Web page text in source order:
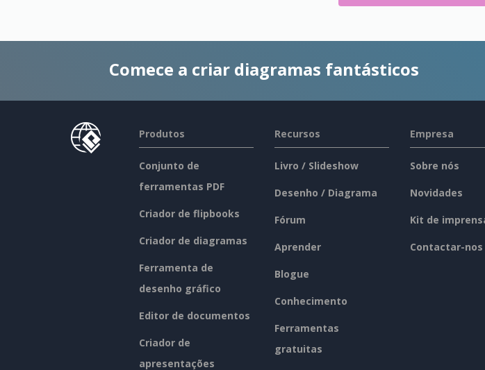
Comece a criar diagramas fantásticos
Produtos
Conjunto de
ferramentas PDF
Criador de flipbooks
Criador de diagramas
Ferramenta de
desenho gráfico
Editor de documentos
Criador de
apresentações
Recursos
Livro / Slideshow
Desenho / Diagrama
Fórum
Aprender
Blogue
Conhecimento
Ferramentas
gratuitas
Empresa
Sobre nós
Novidades
Kit de
Contactar-nos